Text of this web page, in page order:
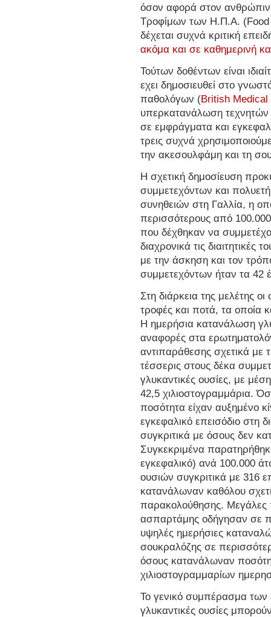
όσον αφορά στον
Τροφίμων των Η.Π.Α.
δέχεται συχνά κριτική
ακόμα και σε καθημερινή
Τούτων δοθέντων είναι
εχει δημοσιευθεί στο
παθολόγων (British Medical
υπερκατανάλωση τεχνητών
σε εμφράγματα και
τρεις συχνά
την ακεσουλφάμη και τη
Η σχετική δημοσίευση
συμμετεχόντων και
συνηθειών στη Γαλλία, η
περισσότερους από
που δέχθηκαν να
διαχρονικά τις διαιτητικές
με την άσκηση και τον
συμμετεχόντων ήταν τα 42
Στη διάρκεια της μελέτης
τροφές και ποτά, τα οποία
Η ημερήσια κατανάλωση
αναφορές στα
αντιπαράθεσης σχετικά με
τέσσερις στους δέκα
γλυκαντικές ουσίες, με
42,5 χιλιοστογραμμάρια.
ποσότητα είχαν αυξημένο
εγκεφαλικό επεισόδιο στη
συγκριτικά με όσους δεν
Συγκεκριμένα
εγκεφαλικό) ανά 100.000
ουσιών συγκριτικά με 316
κατανάλωναν καθόλου
παρακολούθησης. Μεγάλες
ασπαρτάμης οδήγησαν σε
υψηλές ημερήσιες
σουκραλόζης σε
όσους κατανάλωναν
χιλιοστογραμμαρίων
Το γενικό συμπέρασμα των
γλυκαντικές ουσίες